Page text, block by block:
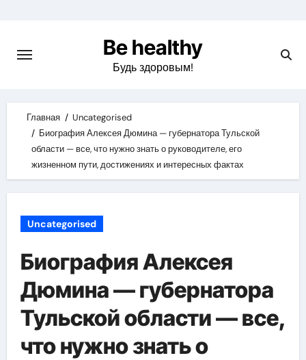
content
Be healthy
Будь здоровым!
Главная
Uncategorised
Биография Алексея Дюмина — губернатора Тульской
области — все, что нужно знать о руководителе, его
жизненном пути, достижениях и интересных фактах
Uncategorised
Биография Алексея
Дюмина — губернатора
Тульской области — все,
что нужно знать о